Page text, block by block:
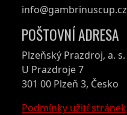
info@gambrinuscup.cz
POŠTOVNÍ ADRESA
Plzeňský Prazdroj, a. s.
U Prazdroje 7
301 00 Plzeň 3, Česko
Podmínky užití stránek